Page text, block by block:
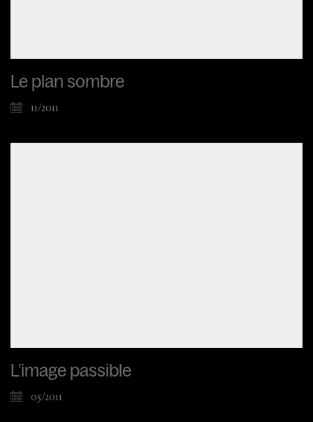
Le plan sombre
11/2011
L’image passible
05/2011